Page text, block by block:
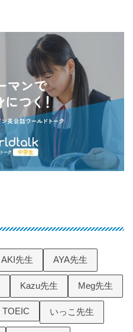
AKI先生 AYA先生
Kazu先生 Meg先生
TOEIC いっこ先生